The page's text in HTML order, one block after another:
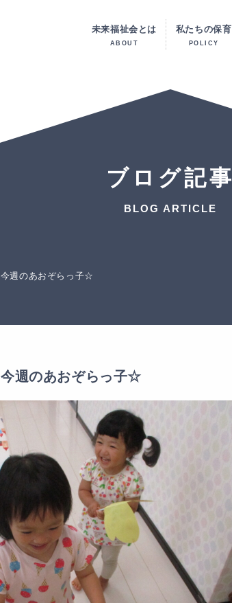
未来福祉会とは
ABOUT
私たちの保育
POLICY
ブログ記事
BLOG ARTICLE
今週のあおぞらっ子☆
今週のあおぞらっ子☆